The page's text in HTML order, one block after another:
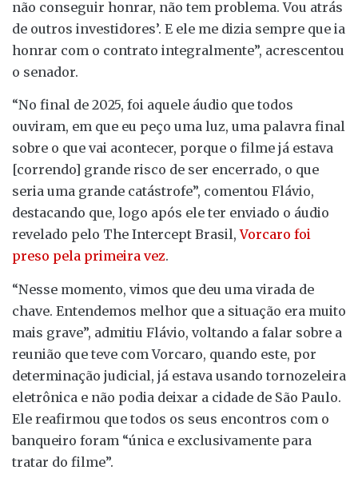
não conseguir honrar, não tem problema. Vou atrás
de outros investidores’. E ele me dizia sempre que ia
honrar com o contrato integralmente”, acrescentou
o senador.
“No final de 2025, foi aquele áudio que todos
ouviram, em que eu peço uma luz, uma palavra final
sobre o que vai acontecer, porque o filme já estava
[correndo] grande risco de ser encerrado, o que
seria uma grande catástrofe”, comentou Flávio,
destacando que, logo após ele ter enviado o áudio
revelado pelo The Intercept Brasil,Vorcaro foi
preso pela primeira vez.
“Nesse momento, vimos que deu uma virada de
chave. Entendemos melhor que a situação era muito
mais grave”, admitiu Flávio, voltando a falar sobre a
reunião que teve com Vorcaro, quando este, por
determinação judicial, já estava usando tornozeleira
eletrônica e não podia deixar a cidade de São Paulo.
Ele reafirmou que todos os seus encontros com o
banqueiro foram “única e exclusivamente para
tratar do filme”.